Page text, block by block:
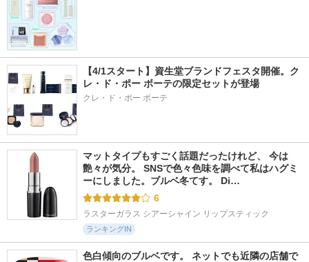
【4/1スタート】資生堂ブランドフェスタ開催。ク
レ・ド・ポー ボーテの限定セットが登場
クレ・ド・ポー ボーテ
マットタイプもすごく話題だったけれど、 今は
艶々が気分。 SNSで色々色味を調べて私はハグミ
ーにしました。ブルベ冬てす。 Di…
6
ラスターガラス シアーシャイン リップスティック
ランキングIN
色白傾向のブルベです。 ネットでも近隣の店舗で